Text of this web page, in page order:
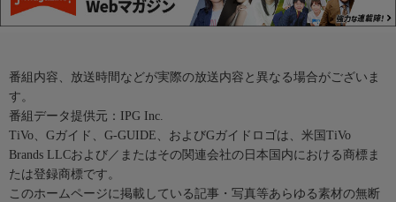
番組内容、放送時間などが実際の放送内容と異なる場合がございま
す。
番組データ提供元：IPG Inc.
TiVo、Gガイド、G-GUIDE、およびGガイドロゴは、米国TiVo
Brands LLCおよび／またはその関連会社の日本国内における商標ま
たは登録商標です。
このホームページに掲載している記事・写真等あらゆる素材の無断